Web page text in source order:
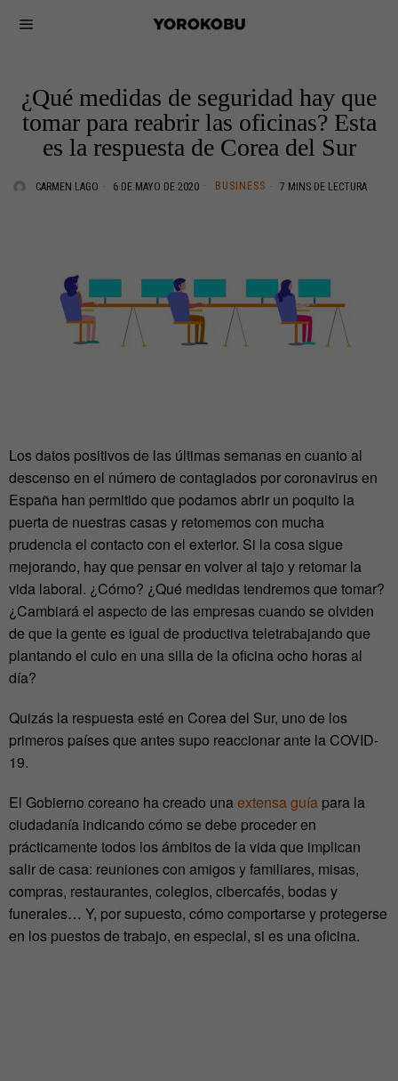
¿Qué medidas de seguridad hay que
tomar para reabrir las oficinas? Esta
es la respuesta de Corea del Sur
CARMEN LAGO 6 DE MAYO DE 2020 BUSINESS 7 MINS DE LECTURA
Los datos positivos de las últimas semanas en cuanto al
descenso en el número de contagiados por coronavirus en
España han permitido que podamos abrir un poquito la
puerta de nuestras casas y retomemos con mucha
prudencia el contacto con el exterior. Si la cosa sigue
mejorando, hay que pensar en volver al tajo y retomar la
vida laboral. ¿Cómo? ¿Qué medidas tendremos que tomar?
¿Cambiará el aspecto de las empresas cuando se olviden
de que la gente es igual de productiva teletrabajando que
plantando el culo en una silla de la oficina ocho horas al
día?
Quizás la respuesta esté en Corea del Sur, uno de los
primeros países que antes supo reaccionar ante la COVID-
19.
El Gobierno coreano ha creado unaextensa guía para la
ciudadanía indicando cómo se debe proceder en
prácticamente todos los ámbitos de la vida que implican
salir de casa: reuniones con amigos y familiares, misas,
compras, restaurantes, colegios, cibercafés, bodas y
funerales… Y, por supuesto, cómo comportarse y protegerse
en los puestos de trabajo, en especial, si es una oficina.